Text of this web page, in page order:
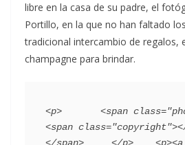
libre en la casa de su padre, el
Portillo, en la que no han faltado
tradicional intercambio de regalos,
champagne para brindar.
<p>       <span
<span